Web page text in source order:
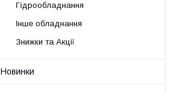
Гідрообладнання
Інше обладнання
Знижки та Акції
Новинки